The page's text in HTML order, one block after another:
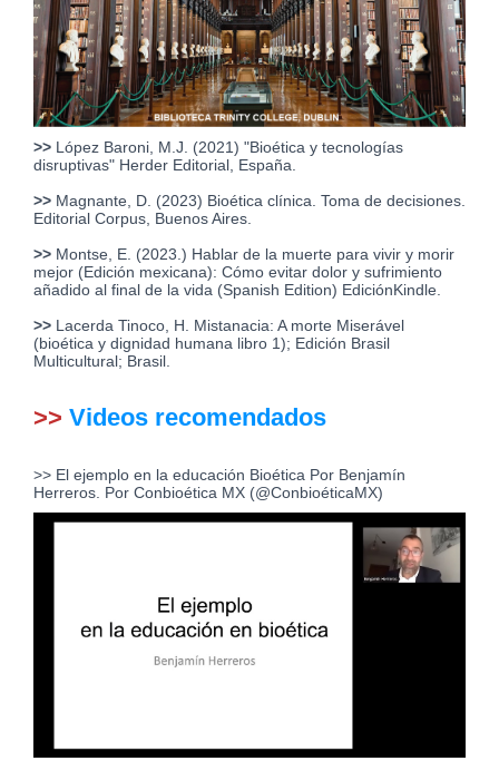
>> López Baroni, M.J. (2021) "Bioética y tecnologías
disruptivas" Herder Editorial, España.
>> Magnante, D. (2023) Bioética clínica. Toma de decisiones.
Editorial Corpus, Buenos Aires.
>> Montse, E. (2023.) Hablar de la muerte para vivir y morir
mejor (Edición mexicana): Cómo evitar dolor y sufrimiento
añadido al final de la vida (Spanish Edition) EdiciónKindle.
>> Lacerda Tinoco, H. Mistanacia: A morte Miserável
(bioética y dignidad humana libro 1); Edición Brasil
Multicultural; Brasil.
>> Videos recomendados
>> El ejemplo en la educación Bioética Por Benjamín
Herreros. Por Conbioética MX (@ConbioéticaMX)